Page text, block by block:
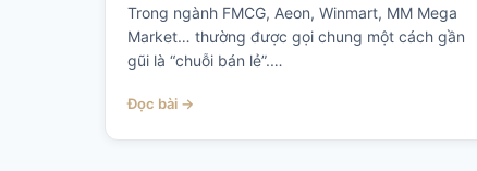
Trong ngành FMCG, Aeon, Winmart, MM Mega
Market… thường được gọi chung một cách gần
gũi là “chuỗi bán lẻ”.…
Đọc bài →